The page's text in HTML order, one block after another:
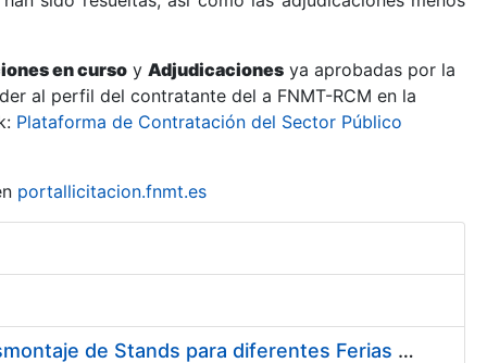
en curso y Adjudicaciones ya aprobadas por la
al perfil del contratante del a FNMT-RCM en la
Plataforma de Contratación del Sector Público
portallicitacion.fnmt.es
Contratación del Servicio de Diseño, Construcción, Montaje y Desmontaje de Stands para diferentes Ferias y Jornadas Nacionales e Internacionales